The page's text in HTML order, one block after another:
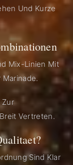
Und Kurze
Mix-Linien Mit
Zur
Vertreten.
Sind Klar